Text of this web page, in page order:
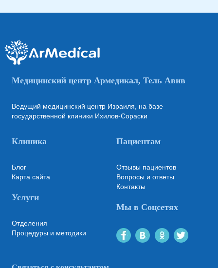
Медицинский центр Армедикал, Тель Авив
Ведущий медицинский центр Израиля, на базе
государственной клиники Ихилов-Сораски
Клиника
Блог
Карта сайта
Услуги
Отделения
Процедуры и методики
Пациентам
Отзывы пациентов
Вопросы и ответы
Контакты
Мы в Соцсетях